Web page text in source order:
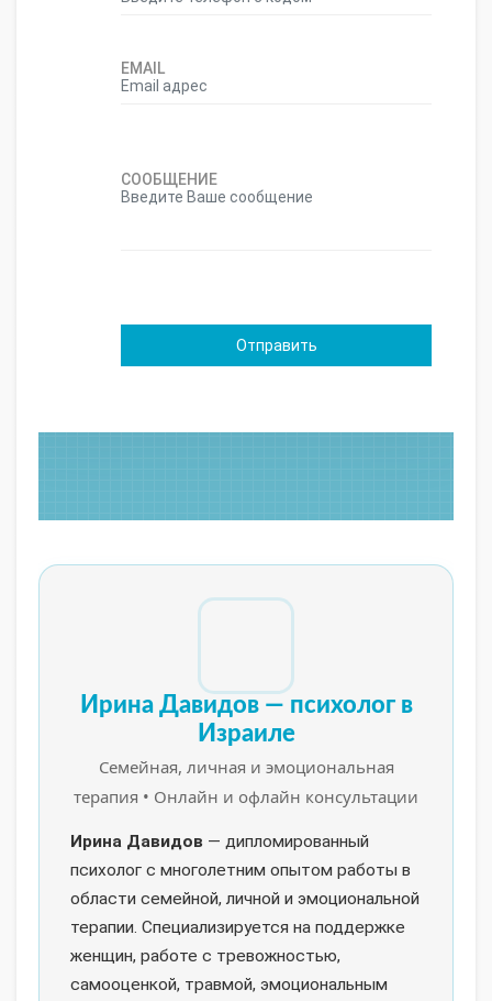
EMAIL
СООБЩЕНИЕ
Ирина Давидов — психолог в
Израиле
Семейная, личная и эмоциональная
терапия • Онлайн и офлайн консультации
Ирина Давидов — дипломированный
психолог с многолетним опытом работы в
области семейной, личной и эмоциональной
терапии. Специализируется на поддержке
женщин, работе с тревожностью,
самооценкой, травмой, эмоциональным